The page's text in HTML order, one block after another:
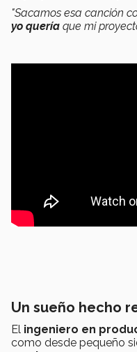
"Sacamos esa canción
yo quería que mi
Un sueño hecho
El ingeniero en
como desde pequeño